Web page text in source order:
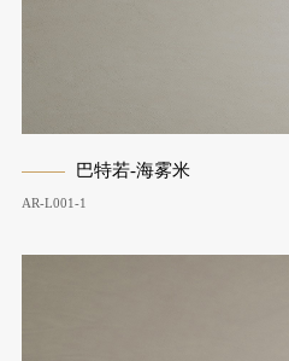
巴特若-海雾米
AR-L001-1